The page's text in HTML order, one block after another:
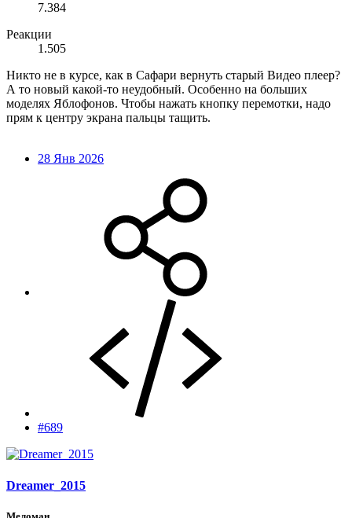
7.384
Реакции
1.505
Никто не в курсе, как в Сафари вернуть старый Видео плеер?
А то новый какой-то неудобный. Особенно на больших
моделях Яблофонов. Чтобы нажать кнопку перемотки, надо
прям к центру экрана пальцы тащить.
28 Янв 2026
#689
Dreamer_2015